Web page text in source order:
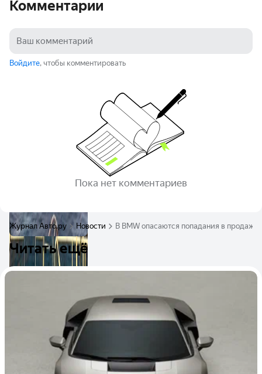
Комментарии
Войдите, чтобы комментировать
Пока нет комментариев
Журнал Авто.ру Новости В BMW опасаются попадания в
Читать ещё